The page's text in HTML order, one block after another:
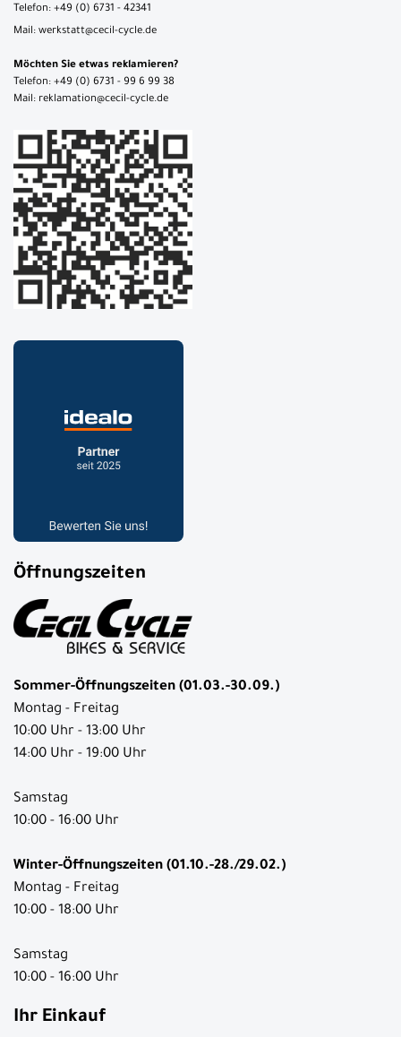
Telefon: +49 (0) 6731 - 42341
Mail: werkstatt@cecil-cycle.de
Möchten Sie etwas reklamieren?
Telefon: +49 (0) 6731 - 99 6 99 38
Mail: reklamation@cecil-cycle.de
Öffnungszeiten
Sommer-Öffnungszeiten (01.03.-30.09.)
Montag - Freitag
10:00 Uhr - 13:00 Uhr
14:00 Uhr - 19:00 Uhr
Samstag
10:00 - 16:00 Uhr
Winter-Öffnungszeiten (01.10.-28./29.02.)
Montag - Freitag
10:00 - 18:00 Uhr
Samstag
10:00 - 16:00 Uhr
Ihr Einkauf